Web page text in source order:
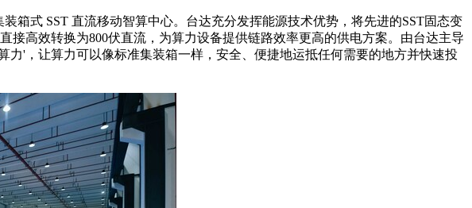
箱式 SST 直流移动智算中心。台达充分发挥能源技术优势，将先进的SST固态变
高效转换为800伏直流，为算力设备提供链路效率更高的供电方案。由台达主导
'，让算力可以像标准集装箱一样，安全、便捷地运抵任何需要的地方并快速投